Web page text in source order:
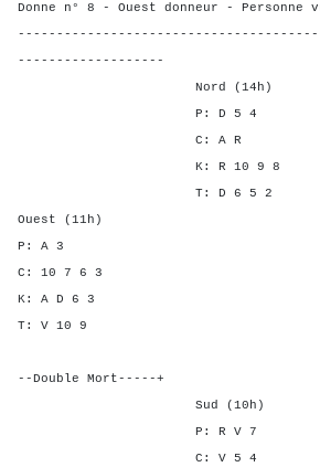
Donne n° 8 - Ouest donneur - Personne
-------------------
Nord (14h)
P: D 5
C: A
K: R 10 9
T: D 6 5
Ouest (11h)
P: A 3 P:
C: 10 7 6 3
K: A D
T: V 10 9
--Double Mort-----+
Sud (10h) |
P: R V 7 |
C: V 5 4 |